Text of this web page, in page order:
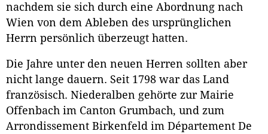
nachdem sie sich durch eine Abordnung nach
Wien von dem Ableben des ursprünglichen
Herrn persönlich überzeugt hatten.
Die Jahre unter den neuen Herren sollten aber
nicht lange dauern. Seit 1798 war das Land
französisch. Niederalben gehörte zur Mairie
Offenbach im Canton Grumbach, und zum
Arrondissement Birkenfeld im Département De